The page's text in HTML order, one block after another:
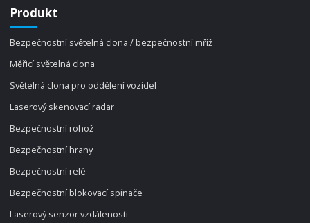
Produkt
Bezpečnostní světelná clona / bezpečnostní mříž
Měřicí světelná clona
Světelná clona pro oddělení vozidel
Laserový skenovací radar
Bezpečnostní rohož
Bezpečnostní hrany
Bezpečnostní relé
Bezpečnostní blokovací spínače
Laserový senzor vzdálenosti